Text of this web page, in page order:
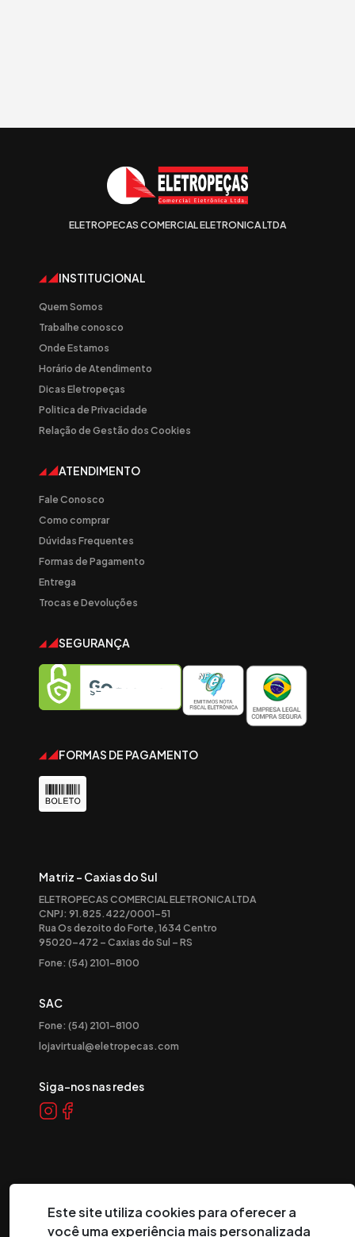
ELETROPECAS COMERCIAL ELETRONICA LTDA
INSTITUCIONAL
Quem Somos
Trabalhe conosco
Onde Estamos
Horário de Atendimento
Dicas Eletropeças
Politica de Privacidade
Relação de Gestão dos Cookies
ATENDIMENTO
Fale Conosco
Como comprar
Dúvidas Frequentes
Formas de Pagamento
Entrega
Trocas e Devoluções
SEGURANÇA
FORMAS DE PAGAMENTO
Matriz - Caxias do Sul
ELETROPECAS COMERCIAL ELETRONICA LTDA
CNPJ: 91.825.422/0001-51
Rua Os dezoito do Forte, 1634 Centro
95020-472 – Caxias do Sul – RS
Fone: (54) 2101-8100
SAC
Fone: (54) 2101-8100
lojavirtual@eletropecas.com
Siga-nos nas redes
Este site utiliza cookies para oferecer a
você uma experiência mais personalizada